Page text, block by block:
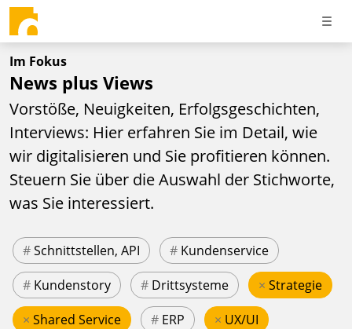
Im Fokus
News plus Views
Vorstöße, Neuigkeiten, Erfolgsgeschichten,
Interviews: Hier erfahren Sie im Detail, wie
wir digitalisieren und Sie profitieren können.
Steuern Sie über die Auswahl der Stichworte,
was Sie interessiert.
#Schnittstellen, API # Kundenservice
# Kundenstory # Drittsysteme × Strategie
× Shared Service # ERP × UX/UI